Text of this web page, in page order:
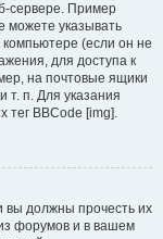
сервере. Пример
можете указывать
(если он не
для доступа к
на почтовые ящики
п. Для указания
тег BBCode [img].
должны прочесть их
форумов и в вашем